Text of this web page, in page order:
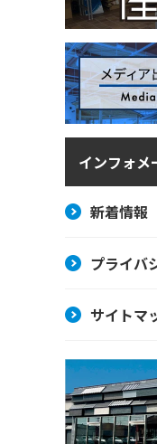
インフォメ
新着情報
プライバ
サイトマ